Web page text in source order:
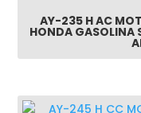
AY-235 H AC
HONDA GASOLINA